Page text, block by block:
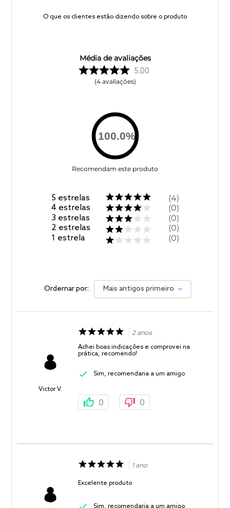
O que os clientes estão dizendo sobre o produto
Média de avaliações
5.00
4 avaliações
100.0%
Recomendam este produto
5 estrelas
4 estrelas
3 estrelas
2 estrelas
1 estrela
4
0
0
0
0
Ordernar por: Mais antigos primeiro
Victor V.
2 anos
Achei boas indicações e comprovei na
prática, recomendo!
Sim, recomendaria a um amigo
0 0
1 ano
Excelente produto
Sim, recomendaria a um amigo